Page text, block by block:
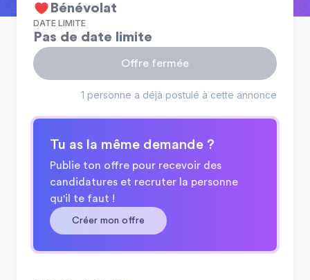
Bénévolat
DATE LIMITE
Pas de date limite
Offre fermée
1 personne a déjà postulé à cette annonce
Tu as la même demande ?
Publie ton offre pour recevoir des
candidatures et recruter la personne
qu'il te faut !
Créer mon offre